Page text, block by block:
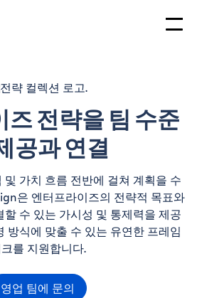
전략을 팀 수준
공과 연결
및 가치 흐름 전반에 걸쳐 계획을 수
은 엔터프라이즈의 전략적 목표와
수 있는 가시성 및 통제력을 제공
방식에 맞출 수 있는 유연한 프레임
를 지원합니다.
영업 팀에 문의